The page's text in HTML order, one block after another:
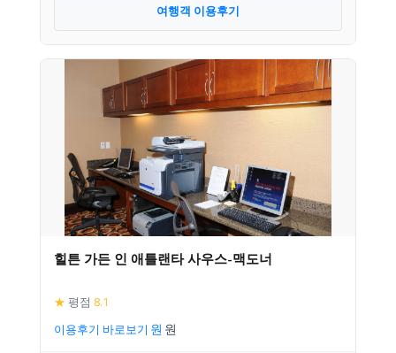
여행객 이용후기
힐튼 가든 인 애틀랜타 사우스-맥도너
★ 평점 8.1
이용후기 바로보기